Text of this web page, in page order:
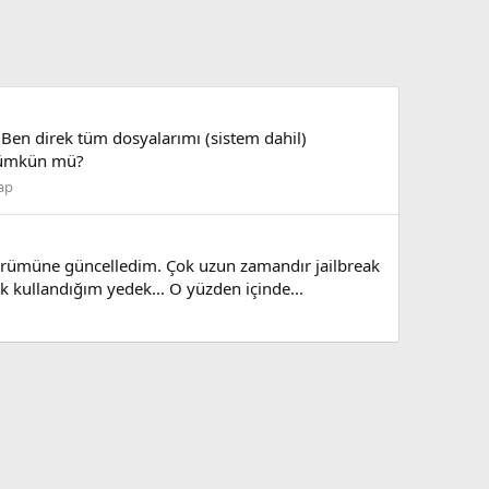
direk tüm dosyalarımı (sistem dahil)
mü?
güncelledim. Çok uzun zamandır jailbreak
yedek... O yüzden içinde...